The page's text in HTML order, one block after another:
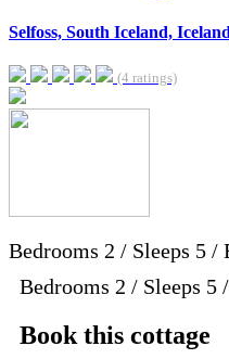
Selfoss, South Iceland, Iceland
(4 ratings)
Bedrooms 2 / Sleeps 5 /
Bedrooms 2 / Sleeps 5
Book this cottage